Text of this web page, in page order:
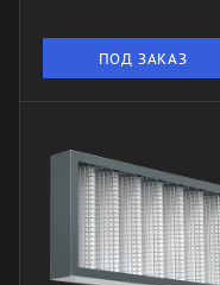
ПОД ЗАКАЗ